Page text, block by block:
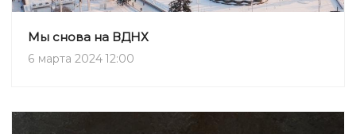
Мы снова на ВДНХ
6 марта 2024 12:00